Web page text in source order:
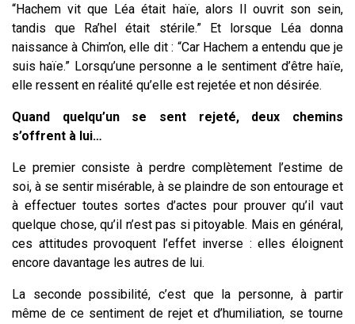
“Hachem vit que Léa était haïe, alors Il ouvrit son sein,
tandis que Ra’hel était stérile.” Et lorsque Léa donna
naissance à Chim’on, elle dit : “Car Hachem a entendu que je
suis haïe.” Lorsqu’une personne a le sentiment d’être haïe,
elle ressent en réalité qu’elle est rejetée et non désirée.
Quand quelqu’un se sent rejeté, deux chemins
s’offrent à lui…
Le premier consiste à perdre complètement l’estime de
soi, à se sentir misérable, à se plaindre de son entourage et
à effectuer toutes sortes d’actes pour prouver qu’il vaut
quelque chose, qu’il n’est pas si pitoyable. Mais en général,
ces attitudes provoquent l’effet inverse : elles éloignent
encore davantage les autres de lui.
La seconde possibilité, c’est que la personne, à partir
même de ce sentiment de rejet et d’humiliation, se tourne